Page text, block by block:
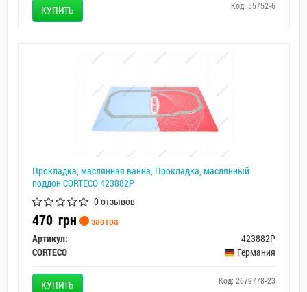
КУПИТЬ Код: 55752-6
Прокладка, маслянная ванна, Прокладка, маслянный
поддон CORTECO 423882P
0 отзывов
470 грн
завтра
Артикул:
423882P
CORTECO
Германия
КУПИТЬ Код: 2679778-23